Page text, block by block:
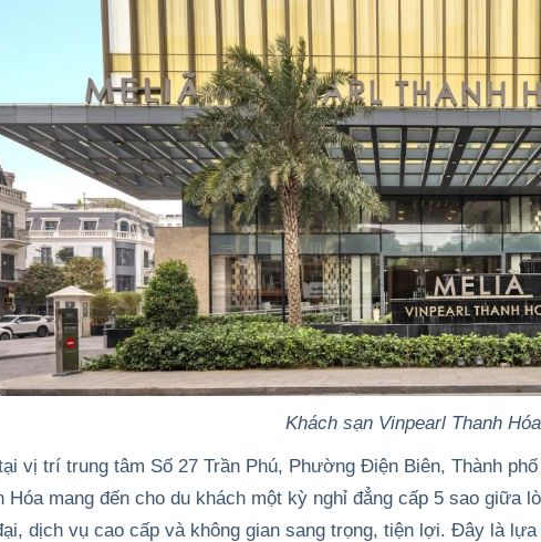
Khách sạn Vinpearl Thanh Hóa
vị trí trung tâm Số 27 Trần Phú, Phường Điện Biên, Thành
Hóa mang đến cho du khách một kỳ nghỉ đẳng cấp 5 sao giữa
dịch vụ cao cấp và không gian sang trọng, tiện lợi. Đây là